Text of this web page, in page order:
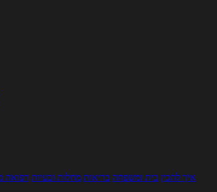
איך להכין בית ומשפחה בריאות מחלות ובעיות רפואה